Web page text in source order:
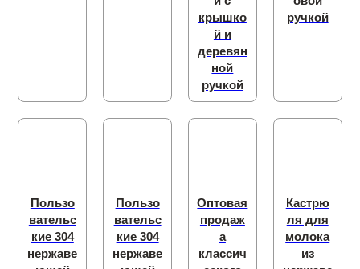
крышко
й и
деревян
ной
ручкой
ручкой
Пользо
вательс
кие 304
нержаве
Пользо
вательс
кие 304
нержаве
Оптовая
продаж
а
классич
Кастрю
ля для
молока
из